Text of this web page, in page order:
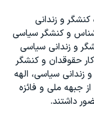
و زندانی
و کنشگر سیاسی
و زندانی سیاسی
۵۷، مهرانگیز کار حقوقدان و کنشگر
سیاسی، الهه
جبهه ملی و فائزه
داشتند.